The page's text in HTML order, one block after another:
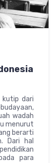
kutip dari
wadah
menurut
berarti
Dari hal
para